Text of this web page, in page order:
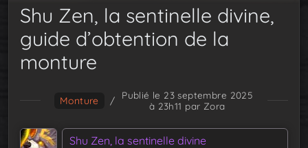
Shu Zen, la sentinelle divine,
guide d’obtention de la
monture
Monture /
Publié le 23 septembre 2025
à 23h11 par Zora
Shu Zen, la sentinelle divine